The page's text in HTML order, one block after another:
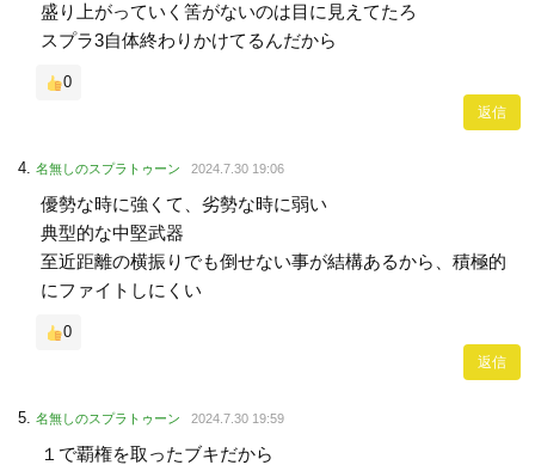
盛り上がっていく筈がないのは目に見えてたろ
スプラ3自体終わりかけてるんだから
0
返信
名無しのスプラトゥーン 2024.7.30 19:06
優勢な時に強くて、劣勢な時に弱い
典型的な中堅武器
至近距離の横振りでも倒せない事が結構あるから、積極的
にファイトしにくい
0
返信
名無しのスプラトゥーン 2024.7.30 19:59
１で覇権を取ったブキだから